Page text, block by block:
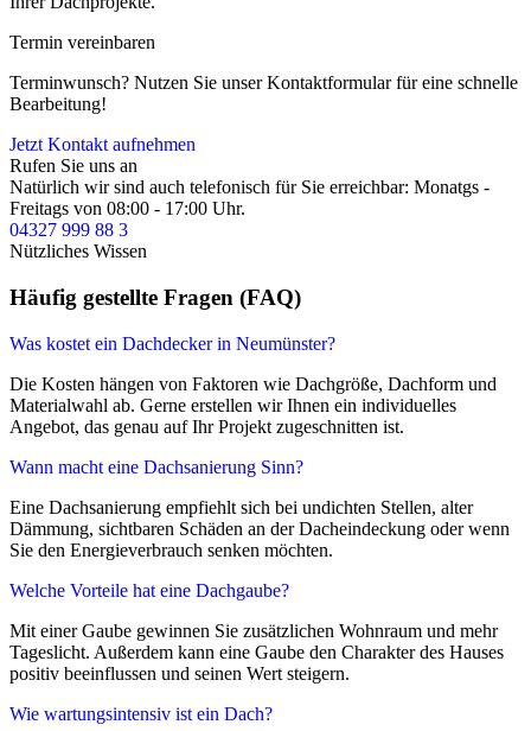
Termin vereinbaren
Terminwunsch? Nutzen Sie unser Kontaktformular für eine schnelle
Bearbeitung!
Jetzt Kontakt aufnehmen
Rufen Sie uns an
Natürlich wir sind auch telefonisch für Sie erreichbar: Monatgs -
Freitags von 08:00 - 17:00 Uhr.
04327 999 88 3
Nützliches Wissen
Häufig gestellte Fragen (FAQ)
Was kostet ein Dachdecker in Neumünster?
Die Kosten hängen von Faktoren wie Dachgröße, Dachform und
Materialwahl ab. Gerne erstellen wir Ihnen ein individuelles
Angebot, das genau auf Ihr Projekt zugeschnitten ist.
Wann macht eine Dachsanierung Sinn?
Eine Dachsanierung empfiehlt sich bei undichten Stellen, alter
Dämmung, sichtbaren Schäden an der Dacheindeckung oder wenn
Sie den Energieverbrauch senken möchten.
Welche Vorteile hat eine Dachgaube?
Mit einer Gaube gewinnen Sie zusätzlichen Wohnraum und mehr
Tageslicht. Außerdem kann eine Gaube den Charakter des Hauses
positiv beeinflussen und seinen Wert steigern.
Wie wartungsintensiv ist ein Dach?